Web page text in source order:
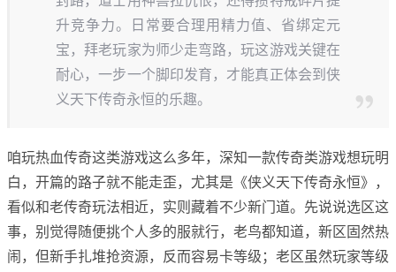
升竞争力。日常要合理用精力值、省绑定元
宝，拜老玩家为师少走弯路，玩这游戏关键在
耐心，一步一个脚印发育，才能真正体会到侠
义天下传奇永恒的乐趣。
咱玩热血传奇这类游戏这么多年，深知一款传奇类游戏想玩明
白，开篇的路子就不能走歪，尤其是《侠义天下传奇永恒》，
看似和老传奇玩法相近，实则藏着不少新门道。先说说选区这
事，别觉得随便挑个人多的服就行，老鸟都知道，新区固然热
闹，但新手扎堆抢资源，反而容易卡等级；老区虽然玩家等级